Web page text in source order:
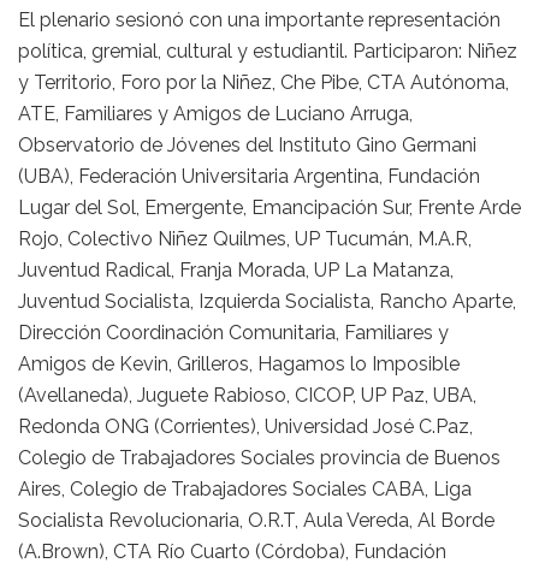
El plenario sesionó con una importante representación
política, gremial, cultural y estudiantil. Participaron: Niñez
y Territorio, Foro por la Niñez, Che Pibe, CTA Autónoma,
ATE, Familiares y Amigos de Luciano Arruga,
Observatorio de Jóvenes del Instituto Gino Germani
(UBA), Federación Universitaria Argentina, Fundación
Lugar del Sol, Emergente, Emancipación Sur, Frente Arde
Rojo, Colectivo Niñez Quilmes, UP Tucumán, M.A.R,
Juventud Radical, Franja Morada, UP La Matanza,
Juventud Socialista, Izquierda Socialista, Rancho Aparte,
Dirección Coordinación Comunitaria, Familiares y
Amigos de Kevin, Grilleros, Hagamos lo Imposible
(Avellaneda), Juguete Rabioso, CICOP, UP Paz, UBA,
Redonda ONG (Corrientes), Universidad José C.Paz,
Colegio de Trabajadores Sociales provincia de Buenos
Aires, Colegio de Trabajadores Sociales CABA, Liga
Socialista Revolucionaria, O.R.T, Aula Vereda, Al Borde
(A.Brown), CTA Río Cuarto (Córdoba), Fundación